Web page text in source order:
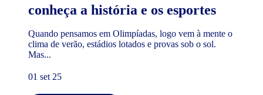
conheça a história e os esportes
Quando pensamos em Olimpíadas, logo vem à mente o
clima de verão, estádios lotados e provas sob o sol.
Mas...
01 set 25